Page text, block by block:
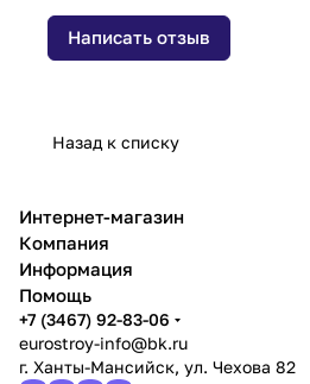
Написать отзыв
Назад к списку
Интернет-магазин
Компания
Информация
Помощь
+7 (3467) 92-83-06
eurostroy-info@bk.ru
г. Ханты-Мансийск, ул. Чехова 82